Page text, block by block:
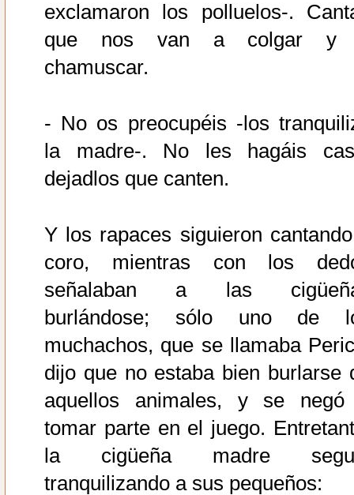
exclamaron los polluelos-.
que nos van a colgar y
chamuscar.
- No os preocupéis -los
la madre-. No les hagáis
dejadlos que canten.
Y los rapaces siguieron
coro, mientras con los
señalaban a las
burlándose; sólo uno de
muchachos, que se llamaba
dijo que no estaba bien burlarse
aquellos animales, y se
tomar parte en el juego.
la cigüeña madre
tranquilizando a sus pequeños: